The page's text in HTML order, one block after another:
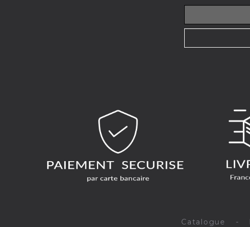
Catalogue -